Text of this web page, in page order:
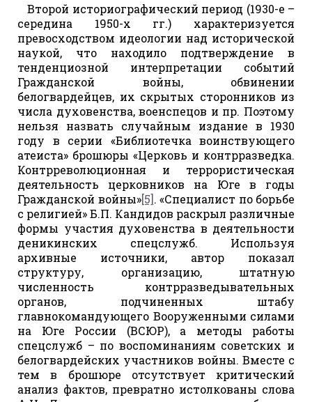
Второй историографический период (1930-е –
середина 1950-х гг.) характеризуется
превосходством идеологии над исторической
наукой, что находило подтверждение в
тенденциозной интерпретации событий
Гражданской войны, обвинении
белогвардейцев, их скрытых сторонников из
числа духовенства, военспецов и пр. Поэтому
нельзя назвать случайным издание в 1930
году в серии «Библиотечка воинствующего
атеиста» брошюры «Церковь и контрразведка.
Контрреволюционная и террористическая
деятельность церковников на Юге в годы
Гражданской войны»[5]. «Специалист по борьбе
с религией» Б.П. Кандидов раскрыл различные
формы участия духовенства в деятельности
деникинских спецслужб. Используя
архивные источники, автор показал
структуру, организацию, штатную
численность контрразведывательных
органов, подчиненных штабу
главнокомандующего Вооруженными силами
на Юге России (ВСЮР), а методы работы
спецслужб – по воспоминаниям советских и
белогвардейских участников войны. Вместе с
тем в брошюре отсутствует критический
анализ фактов, превратно истолкованы слова